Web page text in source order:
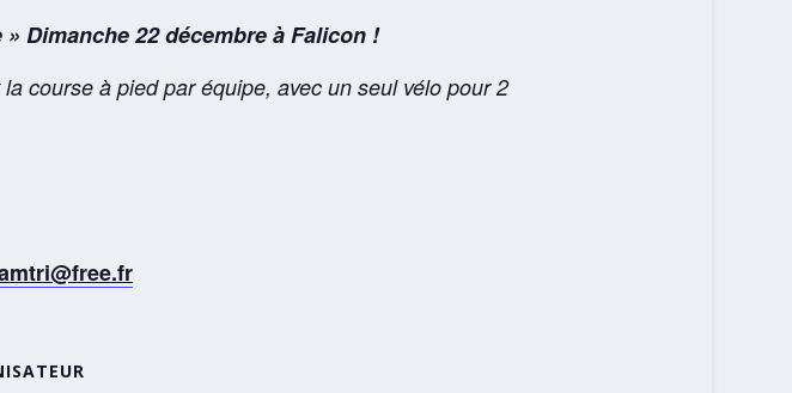
Dimanche 22 décembre à Falicon !
course à pied par équipe, avec un seul vélo pour 2